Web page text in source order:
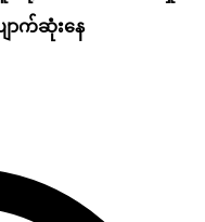
ောက်ဆုံးနေ